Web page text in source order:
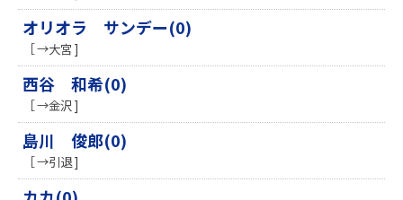
オリオラ サンデー(0)
［ →大宮 ]
西谷 和希(0)
［ →金沢 ]
島川 俊郎(0)
［ →引退 ]